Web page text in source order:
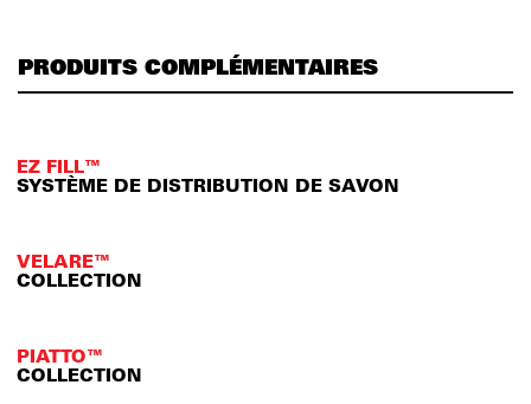
PRODUITS COMPLÉMENTAIRES
EZ FILL™
SYSTÈME DE DISTRIBUTION DE SAVON
VELARE™
COLLECTION
PIATTO™
COLLECTION